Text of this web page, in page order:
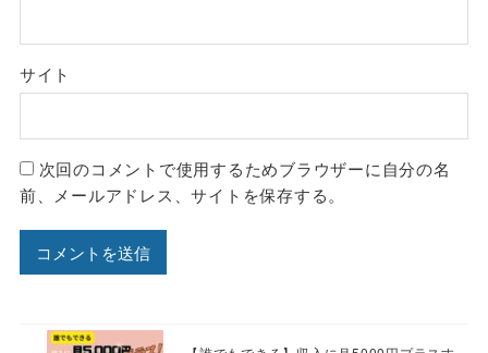
サイト
次回のコメントで使用するためブラウザーに自分の名
前、メールアドレス、サイトを保存する。